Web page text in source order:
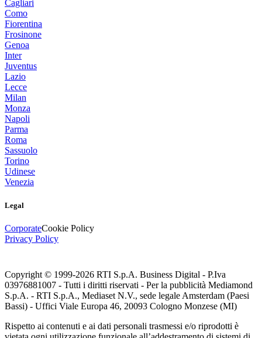
Cagliari
Como
Fiorentina
Frosinone
Genoa
Inter
Juventus
Lazio
Lecce
Milan
Monza
Napoli
Parma
Roma
Sassuolo
Torino
Udinese
Venezia
Legal
CorporateCookie Policy
Privacy Policy
Copyright © 1999-2026 RTI S.p.A. Business Digital - P.Iva
03976881007 - Tutti i diritti riservati - Per la pubblicità Mediamond
S.p.A. - RTI S.p.A., Mediaset N.V., sede legale Amsterdam (Paesi
Bassi) - Uffici Viale Europa 46, 20093 Cologno Monzese (MI)
Rispetto ai contenuti e ai dati personali trasmessi e/o riprodotti è